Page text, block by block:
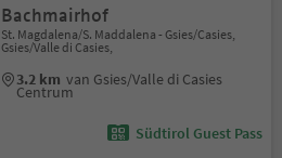
Bachmairhof
St. Magdalena/S. Maddalena - Gsies/Casies,
Gsies/Valle di Casies,
3.2 km van Gsies/Valle di Casies
Centrum
Südtirol Guest Pass